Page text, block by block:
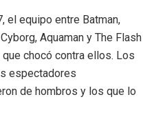
el equipo entre Batman,
Aquaman y The Flash
chocó contra ellos. Los
espectadores
de hombros y los que lo